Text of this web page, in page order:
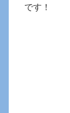
です！